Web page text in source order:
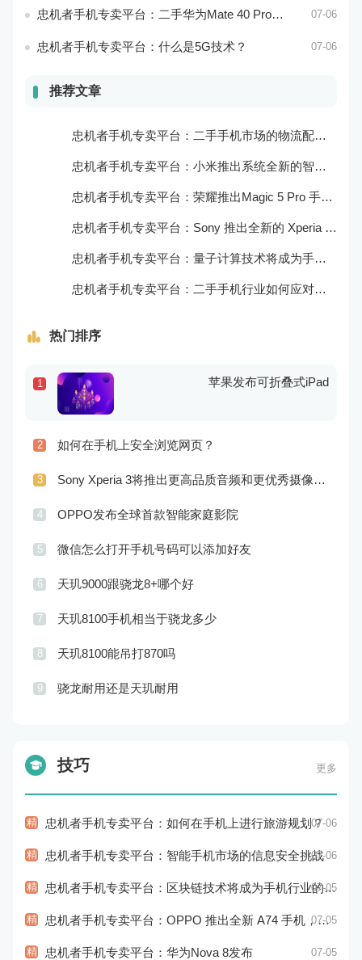
忠机者手机专卖平台：二手华为Mate 40 Pro市场价格持续下跌 07-06
忠机者手机专卖平台：什么是5G技术？ 07-06
推荐文章
忠机者手机专卖平台：二手手机市场的物流配送和出售方式
忠机者手机专卖平台：小米推出系统全新的智能厨房
忠机者手机专卖平台：荣耀推出Magic 5 Pro 手机，搭载麒麟9000处理器和5000万像素主摄像头
忠机者手机专卖平台：Sony 推出全新的 Xperia 1 III 手机，展现出卓越的技术和品质
忠机者手机专卖平台：量子计算技术将成为手机行业的新的发展方向
忠机者手机专卖平台：二手手机行业如何应对生态系统的要求
热门排序
1 苹果发布可折叠式iPad
2 如何在手机上安全浏览网页？
3 Sony Xperia 3将推出更高品质音频和更优秀摄像技术
4 OPPO发布全球首款智能家庭影院
5 微信怎么打开手机号码可以添加好友
6 天玑9000跟骁龙8+哪个好
7 天玑8100手机相当于骁龙多少
8 天玑8100能吊打870吗
9 骁龙耐用还是天玑耐用
技巧 更多
精 忠机者手机专卖平台：如何在手机上进行旅游规划？07-06
精 忠机者手机专卖平台：智能手机市场的信息安全挑战07-06
精 忠机者手机专卖平台：区块链技术将成为手机行业的新的趋势07-05
精 忠机者手机专卖平台：OPPO 推出全新 A74 手机，采用 AMOLED 屏幕和大容量电池07-05
精 忠机者手机专卖平台：华为Nova 8发布 07-05